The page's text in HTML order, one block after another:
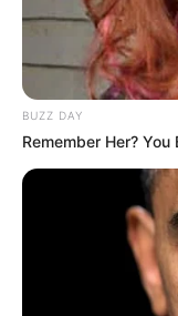
BUZZ DAY
Remember Her?